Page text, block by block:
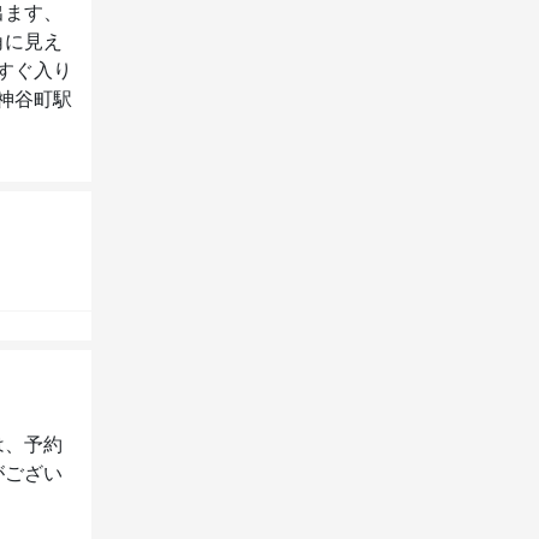
す、
見え
ぐ入り
谷町駅
予約
ざい